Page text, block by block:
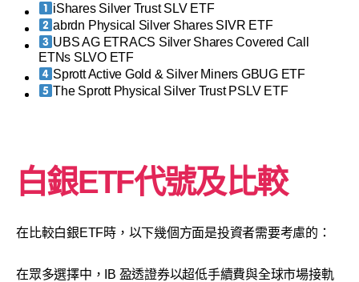
iShares Silver Trust SLV ETF
abrdn Physical Silver Shares SIVR ETF
UBS AG ETRACS Silver Shares Covered Call
ETNs SLVO ETF
Sprott Active Gold & Silver Miners GBUG ETF
The Sprott Physical Silver Trust PSLV ETF
白銀ETF代號及比較
在比較白銀ETF時，以下幾個方面是投資者需要考慮的：
在眾多選擇中，IB 盈透證券以超低手續費與全球市場接軌